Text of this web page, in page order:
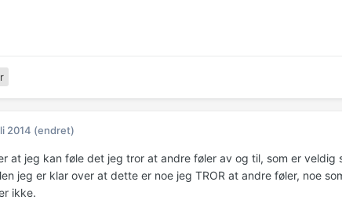
2014 (endret)
at jeg kan føle det jeg tror at andre føler av og til, som er veldig
jeg er klar over at dette er noe jeg TROR at andre føler, noe
ikke.